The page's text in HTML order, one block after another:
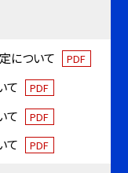
について PDF
て PDF
て PDF
て PDF